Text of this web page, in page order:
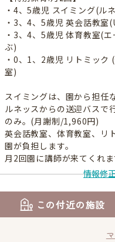
・4、5歳児 スイミング(ル
・3、4、5歳児 英会話教室
・3、4、5歳児 体育教室(エ
ぶ)
・0、1、2歳児 リトミック
室)
スイミングは、園から担任
ルネッスからの送迎バスで
のみ。(月謝制/1,960円)
英会話教室、体育教室、リ
園が負担します。
月2回園に講師が来てくれま
情報修
この付近の施設